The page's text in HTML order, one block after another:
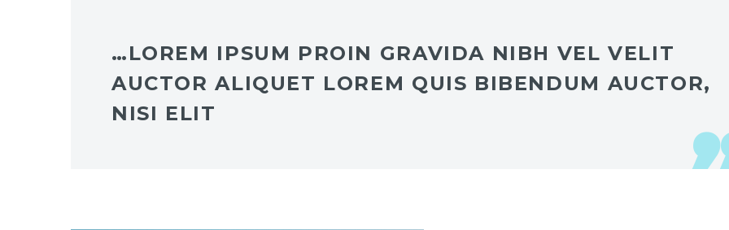
…LOREM IPSUM PROIN GRAVIDA NIBH VEL VELIT
AUCTOR ALIQUET LOREM QUIS BIBENDUM AUCTOR,
NISI ELIT